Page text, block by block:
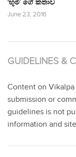
‘භූමි’ ගේ කතාව
June 23, 2016
GUIDELINES &
Content on
submission or
guidelines is not
information and